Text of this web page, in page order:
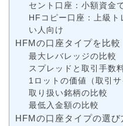
セント口座：小額資金
HFコピー口座：上級ト
い人向け
HFMの口座タイプを比較
最大レバレッジの比較
スプレッドと取引手数
1ロットの価値（取引
取り扱い銘柄の比較
最低入金額の比較
HFMの口座タイプの選び